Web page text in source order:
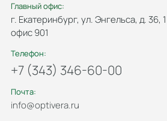
Главный офис:
г. Екатеринбург, ул. Энгельса, д. 36,
офис 901
Телефон:
+7 (343) 346-60-00
Почта:
info@optivera.ru